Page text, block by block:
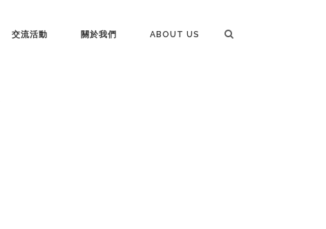
交流活動 關於我們 ABOUT US